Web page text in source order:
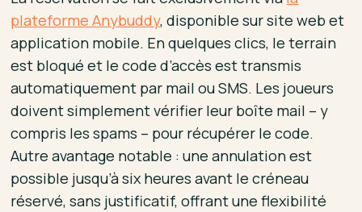
plateforme Anybuddy, disponible sur site web et
application mobile. En quelques clics, le terrain
est bloqué et le code d’accès est transmis
automatiquement par mail ou SMS. Les joueurs
doivent simplement vérifier leur boîte mail – y
compris les spams – pour récupérer le code.
Autre avantage notable : une annulation est
possible jusqu’à six heures avant le créneau
réservé, sans justificatif, offrant une flexibilité